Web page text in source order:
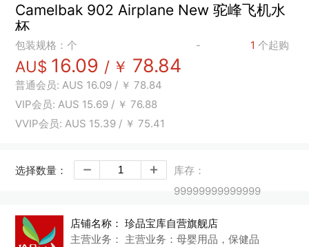
Camelbak 902 Airplane New 驼峰飞机水
杯
包装规格：个 - 1 个起购
AU$ 16.09 / ￥ 78.84
普通会员: AUS 16.09 / ￥78.84
VIP会员: AUS 15.69 / ￥76.88
VVIP会员: AUS 15.39 / ￥75.41
选择数量：
库存：
99999999999999
店铺名称： 珍品宝库自营旗舰店
主营业务： 主营业务：母婴用品，保健品